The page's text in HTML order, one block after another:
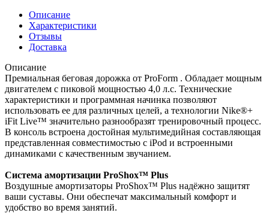
Описание
Характеристики
Отзывы
Доставка
Описание
Премиальная беговая дорожка от ProForm . Обладает мощным
двигателем с пиковой мощностью 4,0 л.с. Технические
характеристики и программная начинка позволяют
использовать ее для различных целей, а технологии Nike®+
iFit Live™ значительно разнообразят тренировочный процесс.
В консоль встроена достойная мультимедийная составляющая
представленная совместимостью с iPod и встроенными
динамиками с качественным звучанием.
Система амортизации ProShox™ Plus
Воздушные амортизаторы ProShox™ Plus надёжно защитят
ваши суставы. Они обеспечат максимальный комфорт и
удобство во время занятий.